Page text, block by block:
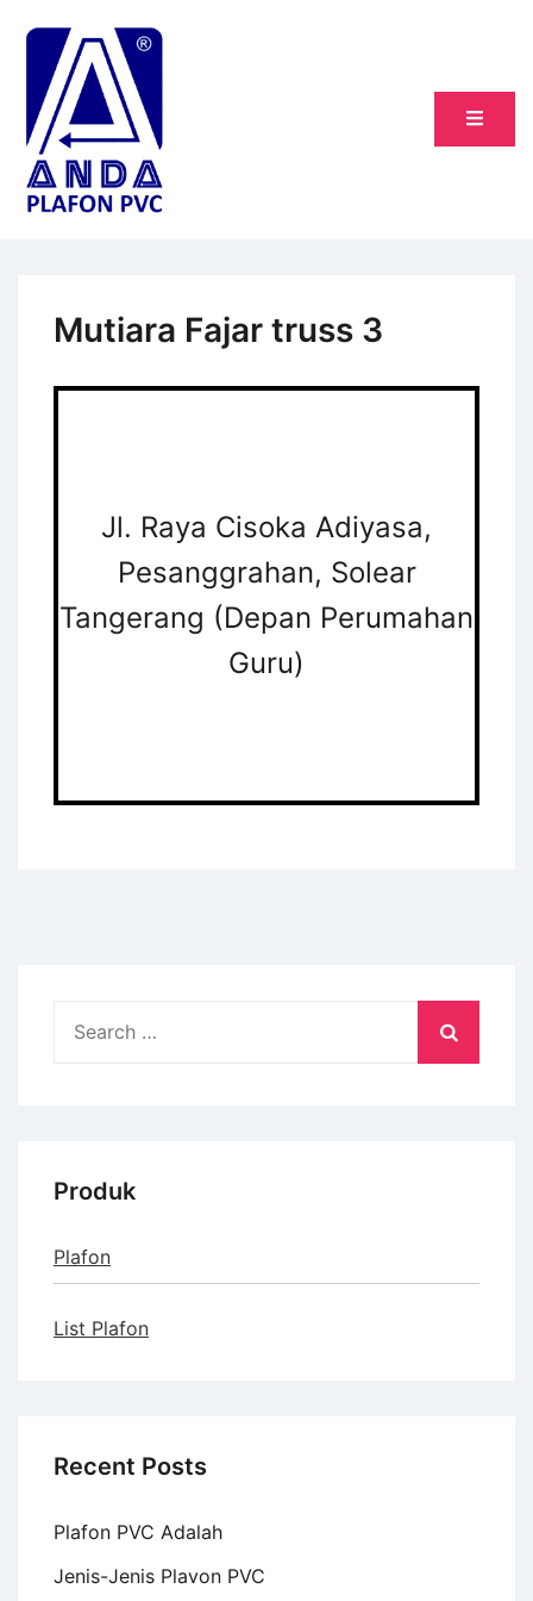
content
Mutiara Fajar truss 3
Jl. Raya Cisoka Adiyasa,
Pesanggrahan, Solear
Tangerang (Depan Perumahan
Guru)
for:
Produk
Plafon
List Plafon
Recent Posts
Plafon PVC Adalah
Jenis-Jenis Plavon PVC